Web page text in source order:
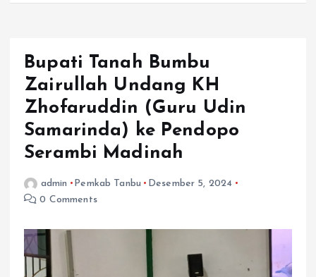
Bupati Tanah Bumbu
Zairullah Undang KH
Zhofaruddin (Guru Udin
Samarinda) ke Pendopo
Serambi Madinah
admin Pemkab Tanbu
Desember 5, 2024
0 Comments